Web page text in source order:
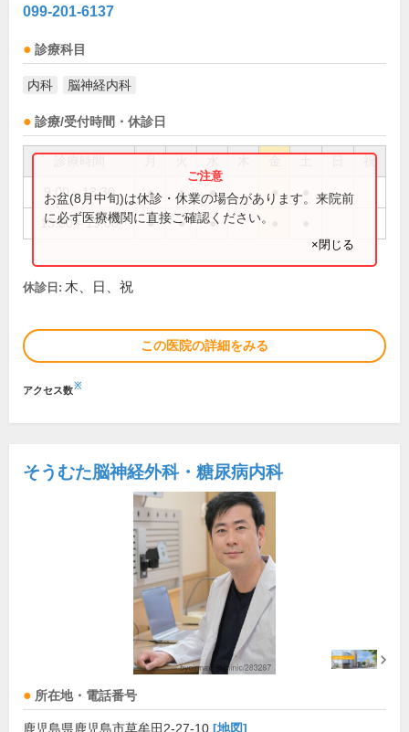
099-201-6137
診療科目
内科 脳神経内科
診療/受付時間・休診日
祝
9:00～13:30 ● ● ● ●
15:00～19:00 ● ● ●
お盆(8月中旬)は休診・休業の場合があります。来院前
に必ず医療機関に直接ご確認ください。
×閉じる
休診日: 木、日、祝
この医院の詳細をみる
アクセス数※
そうむた脳神経外科・糖尿病内科
所在地・電話番号
鹿児島県鹿児島市草牟田2-27-10 [地図]